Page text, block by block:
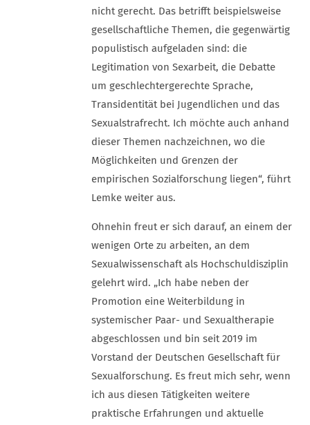
nicht gerecht. Das betrifft beispielsweise
gesellschaftliche Themen, die gegenwärtig
populistisch aufgeladen sind: die
Legitimation von Sexarbeit, die Debatte
um geschlechtergerechte Sprache,
Transidentität bei Jugendlichen und das
Sexualstrafrecht. Ich möchte auch anhand
dieser Themen nachzeichnen, wo die
Möglichkeiten und Grenzen der
empirischen Sozialforschung liegen“, führt
Lemke weiter aus.
Ohnehin freut er sich darauf, an einem der
wenigen Orte zu arbeiten, an dem
Sexualwissenschaft als Hochschuldisziplin
gelehrt wird. „Ich habe neben der
Promotion eine Weiterbildung in
systemischer Paar- und Sexualtherapie
abgeschlossen und bin seit 2019 im
Vorstand der Deutschen Gesellschaft für
Sexualforschung. Es freut mich sehr, wenn
ich aus diesen Tätigkeiten weitere
praktische Erfahrungen und aktuelle